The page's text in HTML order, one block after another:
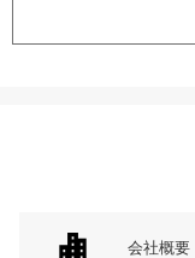
会社概要